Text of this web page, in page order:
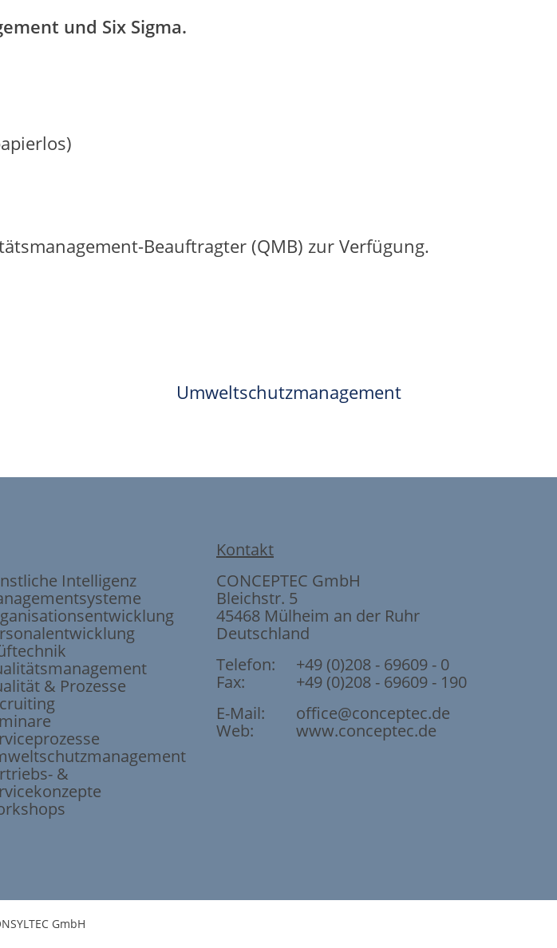
und Six Sigma.
Beauftragter (QMB) zur Verfügung.
Umweltschutzmanagement
Intelligenz
entwicklung
& Prozesse
management
&
Kontakt
CONCEPTEC GmbH
Bleichstr. 5
45468 Mülheim an der Ruhr
Deutschland
Telefon:
+49 (0)208 - 69609 - 0
Fax:
+49 (0)208 - 69609 - 190
E-Mail:
office@conceptec.de
Web:
www.conceptec.de
GmbH